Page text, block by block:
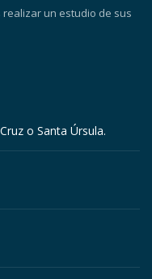
un estudio de sus
o Santa Úrsula.